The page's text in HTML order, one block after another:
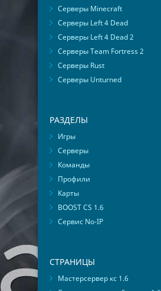
Серверы Minecraft
Серверы Left 4 Dead
Серверы Left 4 Dead 2
Серверы Team Fortress 2
Серверы Rust
Серверы Unturned
РАЗДЕЛЫ
Игры
Серверы
Команды
Профили
Карты
BOOST CS 1.6
Сервис No-IP
СТРАНИЦЫ
Мастерсервер кс 1.6